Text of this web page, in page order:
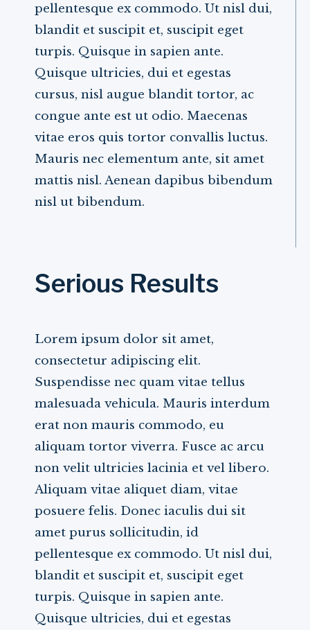
pellentesque ex commodo. Ut nisl dui,
blandit et suscipit et, suscipit eget
turpis. Quisque in sapien ante.
Quisque ultricies, dui et egestas
cursus, nisl augue blandit tortor, ac
congue ante est ut odio. Maecenas
vitae eros quis tortor convallis luctus.
Mauris nec elementum ante, sit amet
mattis nisl. Aenean dapibus bibendum
nisl ut bibendum.
Serious Results
Lorem ipsum dolor sit amet,
consectetur adipiscing elit.
Suspendisse nec quam vitae tellus
malesuada vehicula. Mauris interdum
erat non mauris commodo, eu
aliquam tortor viverra. Fusce ac arcu
non velit ultricies lacinia et vel libero.
Aliquam vitae aliquet diam, vitae
posuere felis. Donec iaculis dui sit
amet purus sollicitudin, id
pellentesque ex commodo. Ut nisl dui,
blandit et suscipit et, suscipit eget
turpis. Quisque in sapien ante.
Quisque ultricies, dui et egestas